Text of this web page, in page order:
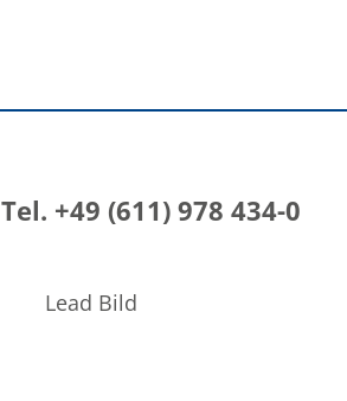
Tel. +49 (611) 978 434-0